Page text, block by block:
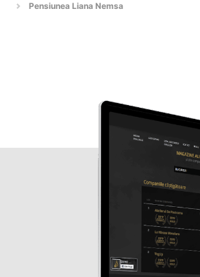
Pensiunea Liana Nemsa